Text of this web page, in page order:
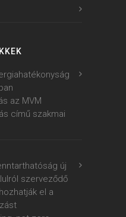
az MVM
című szakmai
új
szerveződő
el a